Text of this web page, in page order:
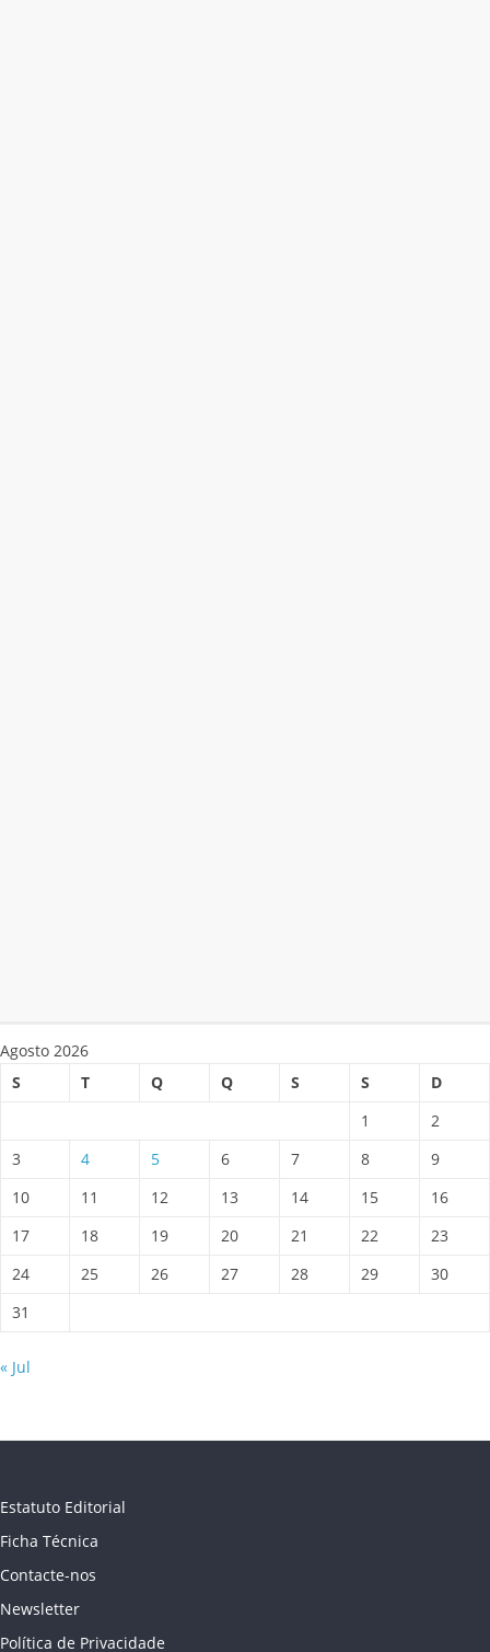
Agosto 2026
S
T Q Q S S
D
1
2
3
4 5 6 7 8
9
10
11 12 13 14 15
16
17
18 19 20 21 22
23
24
25 26 27 28 29
30
31
« Jul
Estatuto Editorial
Ficha Técnica
Contacte-nos
Newsletter
Política de Privacidade